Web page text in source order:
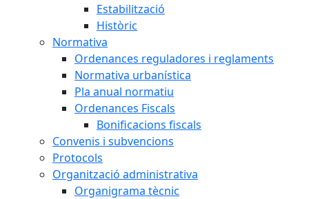
Estabilització
Històric
Normativa
Ordenances reguladores i reglaments
Normativa urbanística
Pla anual normatiu
Ordenances Fiscals
Bonificacions fiscals
Convenis i subvencions
Protocols
Organització administrativa
Organigrama tècnic